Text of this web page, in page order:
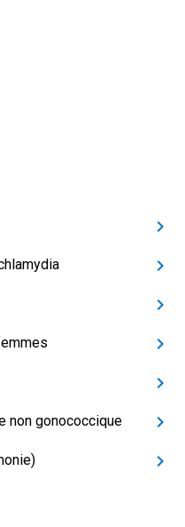
non gonococcique